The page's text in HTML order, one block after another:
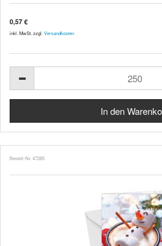
0,57 €
inkl. MwSt. zzgl. Versandkosten
Bestell-Nr. 47285